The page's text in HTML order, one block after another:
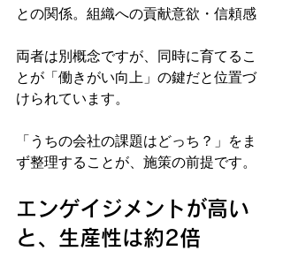
との関係。組織への貢献意欲・信頼感
両者は別概念ですが、同時に育てるこ
とが「働きがい向上」の鍵だと位置づ
けられています。
「うちの会社の課題はどっち？」をま
ず整理することが、施策の前提です。
エンゲイジメントが高い
と、生産性は約2倍